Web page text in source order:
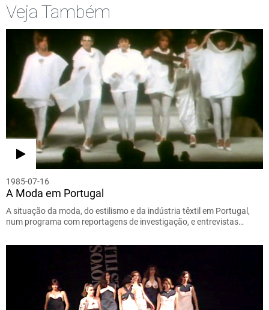
Veja Também
1985-07-16
A Moda em Portugal
A situação da moda, do estilismo e da indústria têxtil em Portugal,
num programa com reportagens de investigação, e entrevistas…